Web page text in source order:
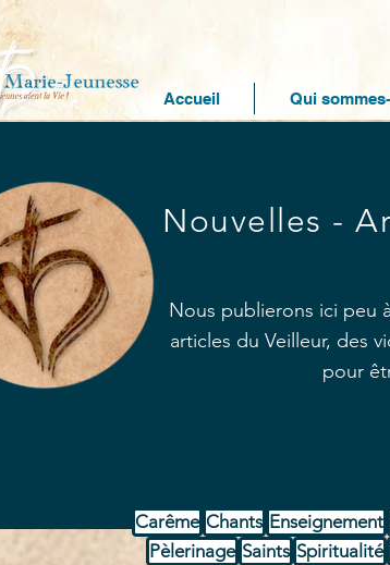
Accueil Qui
Nouvelles -
Nous publierons ici peu
articles du Veilleur, des
pour
Carême Chants Enseignement
Pèlerinage Saints Spiritualité